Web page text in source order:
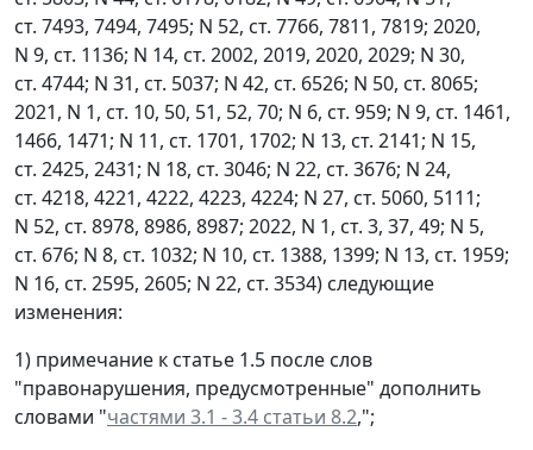
ст. 7493, 7494, 7495; N 52, ст. 7766, 7811, 7819; 2020,
N 9, ст. 1136; N 14, ст. 2002, 2019, 2020, 2029; N 30,
ст. 4744; N 31, ст. 5037; N 42, ст. 6526; N 50, ст. 8065;
2021, N 1, ст. 10, 50, 51, 52, 70; N 6, ст. 959; N 9, ст. 1461,
1466, 1471; N 11, ст. 1701, 1702; N 13, ст. 2141; N 15,
ст. 2425, 2431; N 18, ст. 3046; N 22, ст. 3676; N 24,
ст. 4218, 4221, 4222, 4223, 4224; N 27, ст. 5060, 5111;
N 52, ст. 8978, 8986, 8987; 2022, N 1, ст. 3, 37, 49; N 5,
ст. 676; N 8, ст. 1032; N 10, ст. 1388, 1399; N 13, ст. 1959;
N 16, ст. 2595, 2605; N 22, ст. 3534) следующие
изменения:
1) примечание к статье 1.5 после слов
"правонарушения, предусмотренные" дополнить
словами "частями 3.1 - 3.4 статьи 8.2,";